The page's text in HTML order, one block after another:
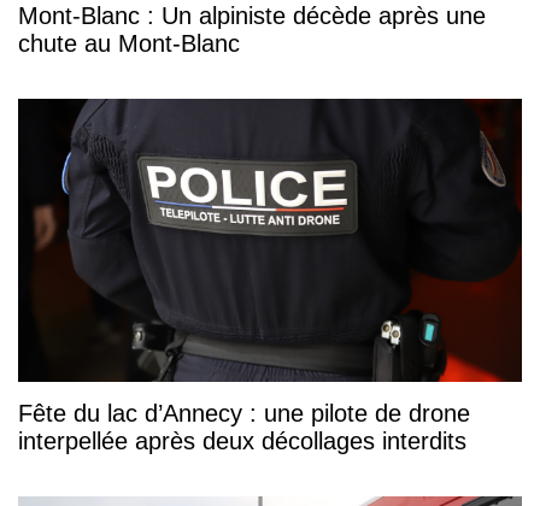
Mont-Blanc : Un alpiniste décède après une
chute au Mont-Blanc
Fête du lac d’Annecy : une pilote de drone
interpellée après deux décollages interdits